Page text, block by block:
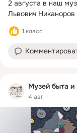
2 августа в наш
Львович Никаноров
1 класс
Музей быта
4 авг